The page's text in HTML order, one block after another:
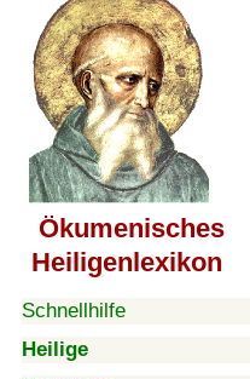
Ökumenisches
Heiligenlexikon
Schnellhilfe
Heilige